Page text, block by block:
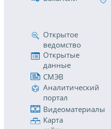
Открытое
ведомство
Открытые
данные
СМЭВ
Аналитический
портал
Видеоматериалы
Карта